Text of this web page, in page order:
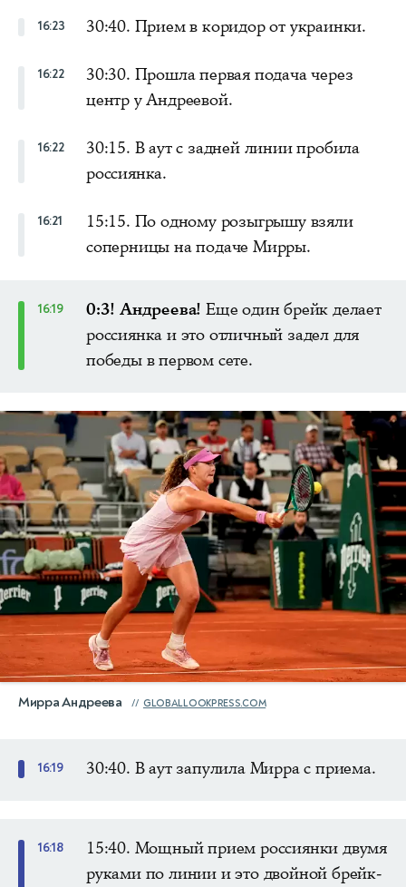
16:23 30:40. Прием в коридор от украинки.
16:22
30:30. Прошла первая подача через
центр у Андреевой.
16:22
30:15. В аут с задней линии пробила
россиянка.
16:21
15:15. По одному розыгрышу взяли
соперницы на подаче Мирры.
16:19 0:3! Андреева! Еще один брейк делает
россиянка и это отличный задел для
победы в первом сете.
Мирра Андреева GLOBALLOOKPRESS.COM
16:19 30:40. В аут запулила Мирра с приема.
16:18
15:40. Мощный прием россиянки двумя
руками по линии и это двойной брейк-